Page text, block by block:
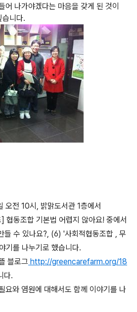
어 나가야겠다는 마음을 갖게 된 것이
습니다.
전 10시, 밝맑도서관 1층에서
협동조합 기본법 어렵지 않아요! 중에서
들 수 있나요?, (6) '사회적협동조합 , 무
기를 나누기로 했습니다.
블로그 http://greencarefarm.org/18
다.
요와 염원에 대해서도 함께 이야기를 나